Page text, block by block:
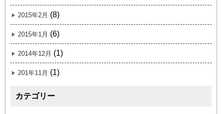
2015年2月 (8)
2015年1月 (6)
2014年12月 (1)
201年11月 (1)
カテゴリー